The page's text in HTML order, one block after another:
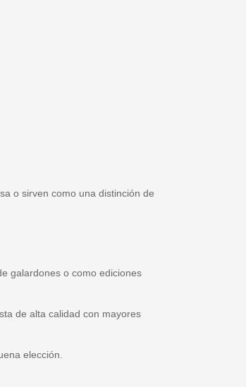
o sirven como una distinción de
galardones o como ediciones
de alta calidad con mayores
elección.